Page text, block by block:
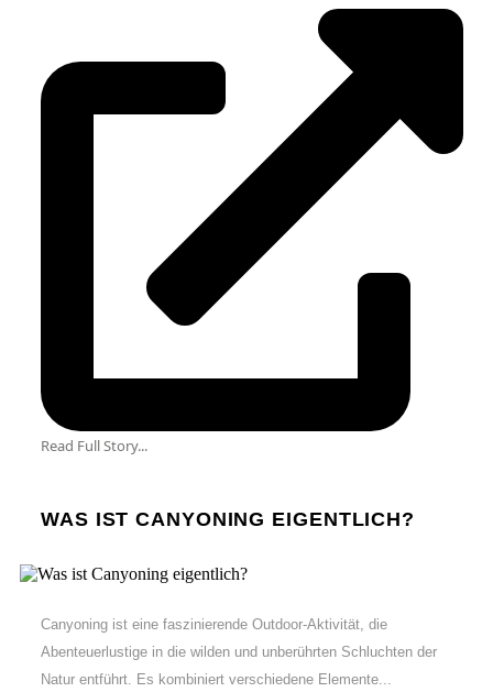
Read Full Story...
WAS IST CANYONING EIGENTLICH?
Canyoning ist eine faszinierende Outdoor-Aktivität, die
Abenteuerlustige in die wilden und unberührten Schluchten der
Natur entführt. Es kombiniert verschiedene Elemente...